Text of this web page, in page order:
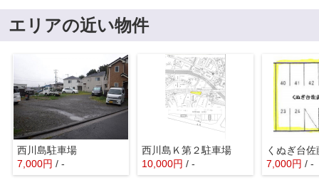
エリアの近い物件
西川島駐車場
7,000円 / -
西川島Ｋ第２駐車場
10,000円 / -
くぬぎ台
7,000円 / -